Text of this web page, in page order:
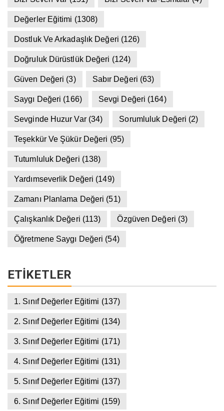
Değerler Eğitimi (1308)
Dostluk Ve Arkadaşlık Değeri (126)
Doğruluk Dürüstlük Değeri (124)
Güven Değeri (3) Sabır Değeri (63)
Saygı Değeri (166) Sevgi Değeri (164)
Sevginde Huzur Var(34) Sorumluluk Değeri (2)
Teşekkür Ve Şükür Değeri (95)
Tutumluluk Değeri (138)
Yardımseverlik Değeri (149)
Zamanı Planlama Değeri (51)
Çalışkanlık Değeri (113) Özgüven Değeri (3)
Öğretmene Saygı Değeri (54)
ETIKETLER
1. Sınıf Değerler Eğitimi (137)
2. Sınıf Değerler Eğitimi (134)
3. Sınıf Değerler Eğitimi (171)
4. Sınıf Değerler Eğitimi (131)
5. Sınıf Değerler Eğitimi (137)
6. Sınıf Değerler Eğitimi (159)